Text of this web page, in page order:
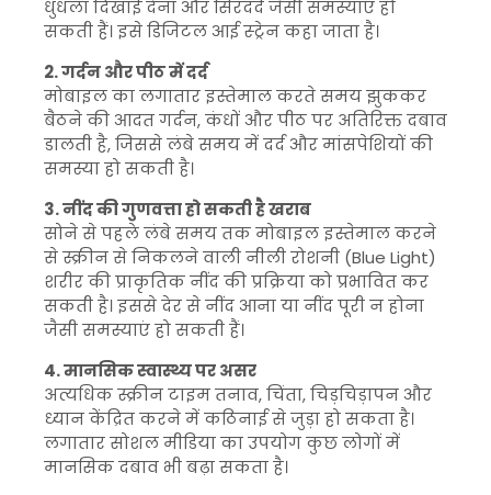
धुंधला दिखाई देना और सिरदर्द जैसी समस्याएं हो
सकती हैं। इसे डिजिटल आई स्ट्रेन कहा जाता है।
2. गर्दन और पीठ में दर्द
मोबाइल का लगातार इस्तेमाल करते समय झुककर
बैठने की आदत गर्दन, कंधों और पीठ पर अतिरिक्त दबाव
डालती है, जिससे लंबे समय में दर्द और मांसपेशियों की
समस्या हो सकती है।
3. नींद की गुणवत्ता हो सकती है खराब
सोने से पहले लंबे समय तक मोबाइल इस्तेमाल करने
से स्क्रीन से निकलने वाली नीली रोशनी (Blue Light)
शरीर की प्राकृतिक नींद की प्रक्रिया को प्रभावित कर
सकती है। इससे देर से नींद आना या नींद पूरी न होना
जैसी समस्याएं हो सकती हैं।
4. मानसिक स्वास्थ्य पर असर
अत्यधिक स्क्रीन टाइम तनाव, चिंता, चिड़चिड़ापन और
ध्यान केंद्रित करने में कठिनाई से जुड़ा हो सकता है।
लगातार सोशल मीडिया का उपयोग कुछ लोगों में
मानसिक दबाव भी बढ़ा सकता है।